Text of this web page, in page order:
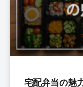
宅配弁当の魅